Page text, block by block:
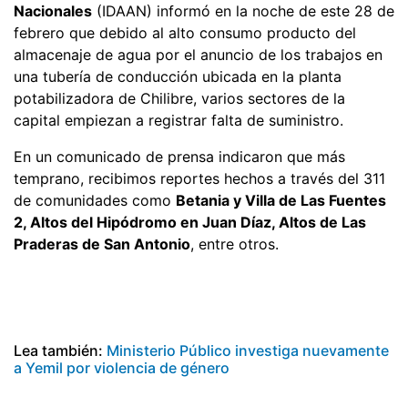
Nacionales (IDAAN) informó en la noche de este 28 de
febrero que debido al alto consumo producto del
almacenaje de agua por el anuncio de los trabajos en
una tubería de conducción ubicada en la planta
potabilizadora de Chilibre, varios sectores de la
capital empiezan a registrar falta de suministro.
En un comunicado de prensa indicaron que más
temprano, recibimos reportes hechos a través del 311
de comunidades como Betania y Villa de Las Fuentes
2, Altos del Hipódromo en Juan Díaz, Altos de Las
Praderas de San Antonio, entre otros.
Lea también: Ministerio Público investiga nuevamente
a Yemil por violencia de género